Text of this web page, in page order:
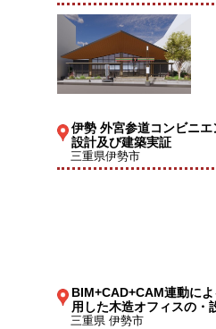
伊勢 外宮参道コンビニ
設計及び建築実証
三重県伊勢市
BIM+CAD+CAM連動に
用した木造オフィスの・
三重県 伊勢市